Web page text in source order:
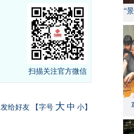
扫描关注官方微信
发给好友 【字号 大 中 小】
“